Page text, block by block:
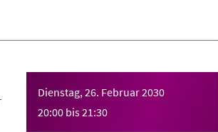
Dienstag, 26. Februar 2030
20:00 bis21:30